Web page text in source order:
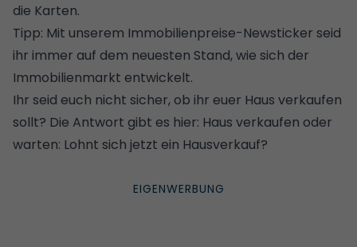
die Karten.
Tipp: Mit unserem Immobilienpreise-Newsticker seid
ihr immer auf dem neuesten Stand, wie sich der
Immobilienmarkt entwickelt.
Ihr seid euch nicht sicher, ob ihr euer Haus verkaufen
sollt? Die Antwort gibt es hier: Haus verkaufen oder
warten: Lohnt sich jetzt ein Hausverkauf?